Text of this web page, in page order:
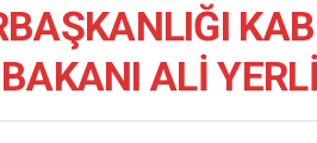
ALI